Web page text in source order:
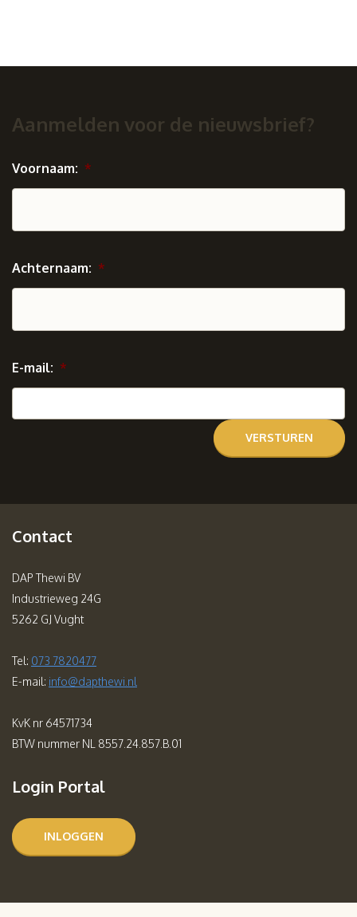
Aanmelden voor de nieuwsbrief?
Voornaam: *
Achternaam: *
E-mail: *
Contact
DAP Thewi BV
Industrieweg 24G
5262 GJ Vught
Tel: 073 7820477
E-mail: info@dapthewi.nl
KvK nr 64571734
BTW nummer NL 8557.24.857.B.01
Login Portal
INLOGGEN